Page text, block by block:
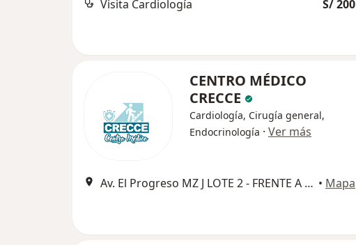
Visita Cardiología S/ 200
CENTRO MÉDICO
CRECCE
Cardiología, Cirugía general,
Endocrinología · Ver más
Av. El Progreso MZ J LOTE 2 - FRENTE A PUERTA DE EMERGENCIAS DEL HOSPITAL REGIONAL., Chiclayo • Mapa